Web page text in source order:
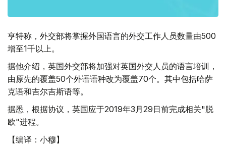
亨特称，外交部将掌握外国语言的外交工作人员数量由500
增至1千以上。
据他介绍，英国外交部将加强对英国外交人员的语言培训，
由原先的覆盖50个外语语种改为覆盖70个。其中包括哈萨
克语和吉尔吉斯语等。
据悉，根据协议，英国应于2019年3月29日前完成相关"脱
欧"进程。
【编译：小穆】